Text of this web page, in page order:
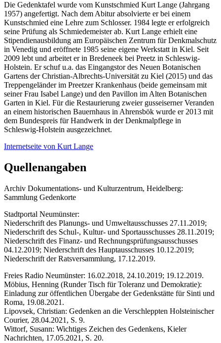
Die Gedenktafel wurde vom Kunstschmied Kurt Lange (Jahrgang
1957) angefertigt. Nach dem Abitur absolvierte er bei einem
Kunstschmied eine Lehre zum Schlosser. 1984 legte er erfolgreich
seine Prüfung als Schmiedemeister ab. Kurt Lange erhielt eine
Stipendienausbildung am Europäischen Zentrum für Denkmalschutz
in Venedig und eröffnete 1985 seine eigene Werkstatt in Kiel. Seit
2009 lebt und arbeitet er in Bredeneek bei Preetz in Schleswig-
Holstein. Er schuf u.a. das Eingangstor des Neuen Botanischen
Gartens der Christian-Albrechts-Universität zu Kiel (2015) und das
Treppengeländer im Preetzer Krankenhaus (beide gemeinsam mit
seiner Frau Isabel Lange) und den Pavillon im Alten Botanischen
Garten in Kiel. Für die Restaurierung zweier gusseiserner Veranden
an einem historischen Bauernhaus in Ahrensbök wurde er 2013 mit
dem Bundespreis für Handwerk in der Denkmalpflege in
Schleswig-Holstein ausgezeichnet.
Internetseite von Kurt Lange
Quellenangaben
Archiv Dokumentations- und Kulturzentrum, Heidelberg:
Sammlung Gedenkorte
Stadtportal Neumünster:
Niederschrift des Planungs- und Umweltausschusses 27.11.2019;
Niederschrift des Schul-, Kultur- und Sportausschusses 28.11.2019;
Niederschrift des Finanz- und Rechnungsprüfungsausschusses
04.12.2019; Niederschrift des Hauptausschusses 10.12.2019;
Niederschrift der Ratsversammlung, 17.12.2019.
Freies Radio Neumünster: 16.02.2018, 24.10.2019; 19.12.2019.
Möbius, Henning (Runder Tisch für Toleranz und Demokratie):
Einladung zur öffentlichen Übergabe der Gedenkstätte für Sinti und
Roma, 19.08.2021.
Lipovsek, Christian: Gedenken an die Verschleppten Holsteinischer
Courier, 28.04.2021, S. 9.
Wittorf, Susann: Wichtiges Zeichen des Gedenkens, Kieler
Nachrichten, 17.05.2021, S. 20.